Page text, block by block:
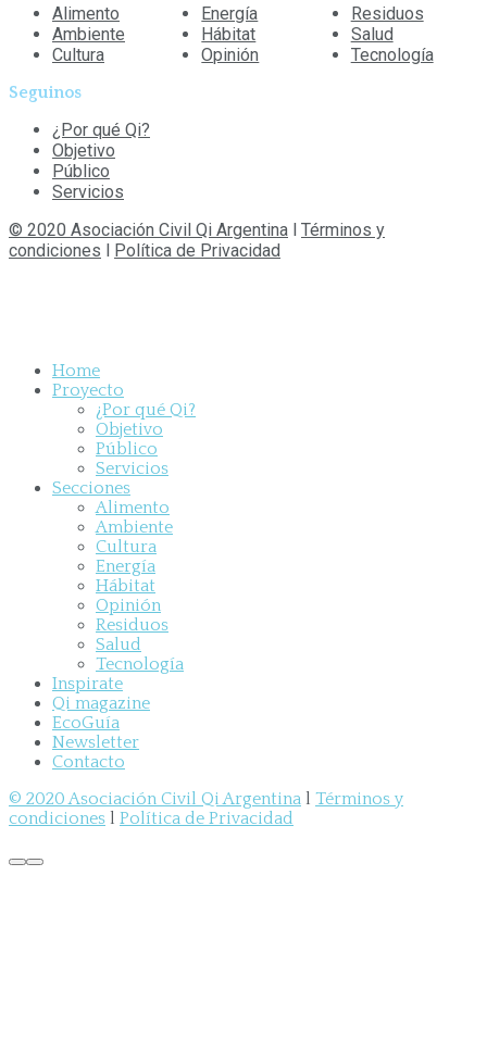
Alimento
Ambiente
Cultura
Energía
Hábitat
Opinión
Residuos
Salud
Tecnología
Seguinos
¿Por qué Qi?
Objetivo
Público
Servicios
© 2020 Asociación Civil Qi Argentina l Términos y
condiciones l Política de Privacidad
Home
Proyecto
¿Por qué Qi?
Objetivo
Público
Servicios
Secciones
Alimento
Ambiente
Cultura
Energía
Hábitat
Opinión
Residuos
Salud
Tecnología
Inspirate
Qi magazine
EcoGuía
Newsletter
Contacto
© 2020 Asociación Civil Qi Argentina l Términos y
condiciones l Política de Privacidad